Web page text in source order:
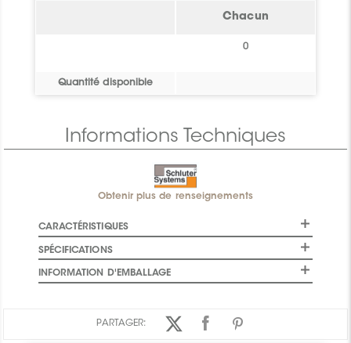
Chacun
0
Quantité disponible
Informations Techniques
Obtenir plus de renseignements
CARACTÉRISTIQUES
SPÉCIFICATIONS
INFORMATION D'EMBALLAGE
PARTAGER: